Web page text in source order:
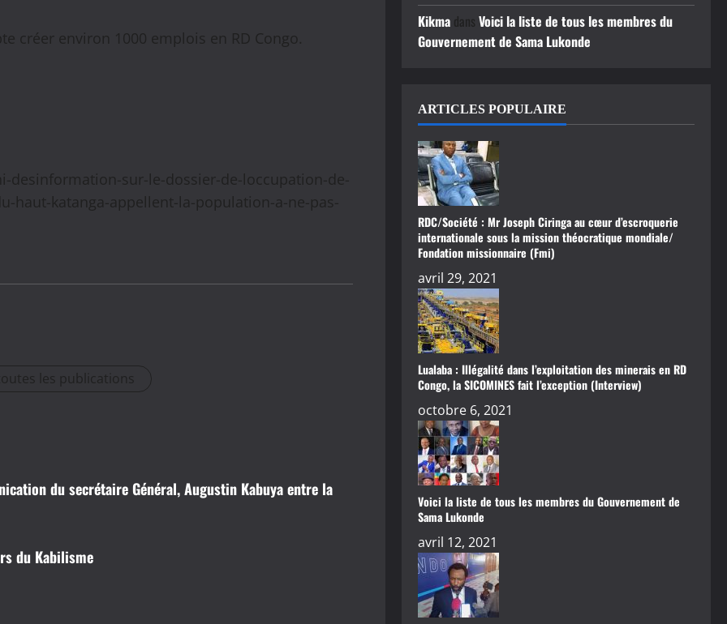
créer environ 1000 emplois en RD Congo.
sur-le-dossier-de-loccupation-de-
haut-katanga-appellent-la-population-a-ne-pas-
les publications
du secrétaire Général, Augustin Kabuya entre la
du Kabilisme
Kikmadans Voici la liste de tous les membres du
Gouvernement de Sama Lukonde
ARTICLES POPULAIRE
RDC/Société : Mr Joseph Ciringa au cœur d’escroquerie
internationale sous la mission théocratique mondiale/
Fondation missionnaire (Fmi)
avril 29, 2021
Lualaba : Illégalité dans l’exploitation des minerais en RD
Congo, la SICOMINES fait l’exception (Interview)
octobre 6, 2021
Voici la liste de tous les membres du Gouvernement de
Sama Lukonde
avril 12, 2021